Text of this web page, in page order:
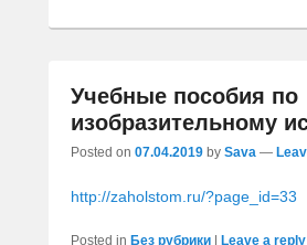
Учебные пособия по
изобразительному
Posted on 07.04.2019 by Sava —
http://zaholstom.ru/?page_id=33
Posted in Без рубрики Leave a reply